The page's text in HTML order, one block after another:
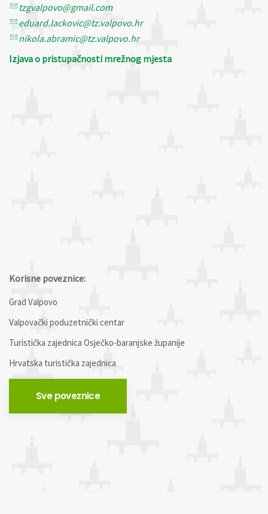
tzgvalpovo@gmail.com
eduard.lackovic@tz.valpovo.hr
nikola.abramic@tz.valpovo.hr
Izjava o pristupačnosti mrežnog mjesta
Korisne poveznice:
Grad Valpovo
Valpovački poduzetnički centar
Turistička zajednica Osječko-baranjske županije
Hrvatska turistička zajednica
Sve poveznice